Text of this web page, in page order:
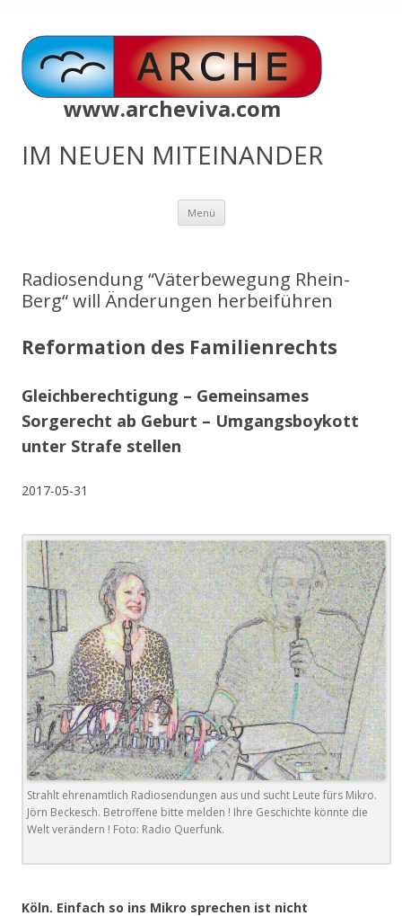
www.archeviva.com
IM NEUEN MITEINANDER
Menü Zum
springen
Radiosendung “Väterbewegung Rhein-
Berg“ will Änderungen herbeiführen
Reformation des Familienrechts
Gleichberechtigung – Gemeinsames
Sorgerecht ab Geburt – Umgangsboykott
unter Strafe stellen
2017-05-31
Strahlt ehrenamtlich Radiosendungen aus und sucht Leute fürs Mikro.
Jörn Beckesch. Betroffene bitte melden ! Ihre Geschichte könnte die
Welt verändern ! Foto: Radio Querfunk.
Köln. Einfach so ins Mikro sprechen ist nicht